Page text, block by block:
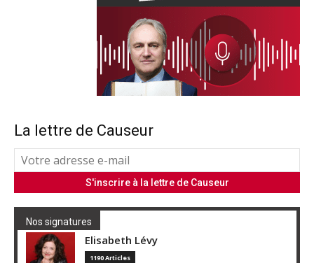
La lettre de Causeur
Nos signatures
Elisabeth Lévy
1190 Articles